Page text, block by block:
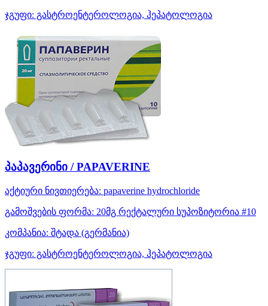
ჯგუფი: გასტროენტეროლოგია, ჰეპატოლოგია
პაპავერინი / PAPAVERINE
აქტიური ნივთიერება: papaverine hydrochloride
გამოშვების ფორმა: 20მგ რექტალური სუპოზიტორია #10
კომპანია: შტადა (გერმანია)
ჯგუფი: გასტროენტეროლოგია, ჰეპატოლოგია